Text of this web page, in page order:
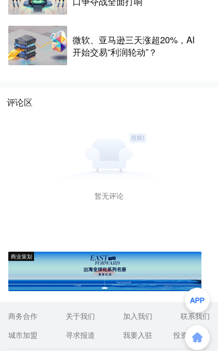
微软、亚马逊三天涨超20%，AI
开始交易“利润轮动”？
评论区
暂无评论
商业策划
商务合作 关于我们 加入我们
联系我们
城市加盟
寻求报道 我要入驻 投资者关系